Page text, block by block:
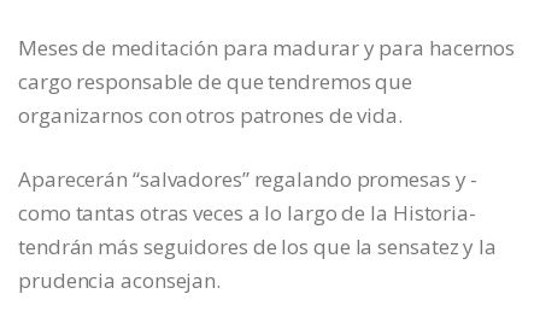
Meses de meditación para madurar y para hacernos
cargo responsable de que tendremos que
organizarnos con otros patrones de vida.
Aparecerán “salvadores” regalando promesas y -
como tantas otras veces a lo largo de la Historia-
tendrán más seguidores de los que la sensatez y la
prudencia aconsejan.